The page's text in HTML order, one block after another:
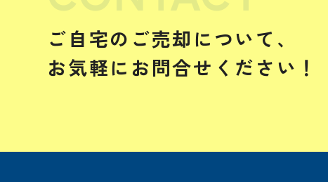
ご自宅のご売却について、
お気軽にお問合せください！